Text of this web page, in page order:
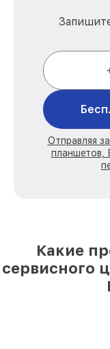
Отправляя
планшетов,
Какие
сервисного